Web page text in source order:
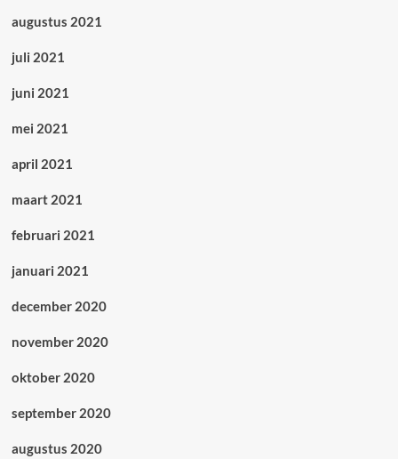
augustus 2021
juli 2021
juni 2021
mei 2021
april 2021
maart 2021
februari 2021
januari 2021
december 2020
november 2020
oktober 2020
september 2020
augustus 2020